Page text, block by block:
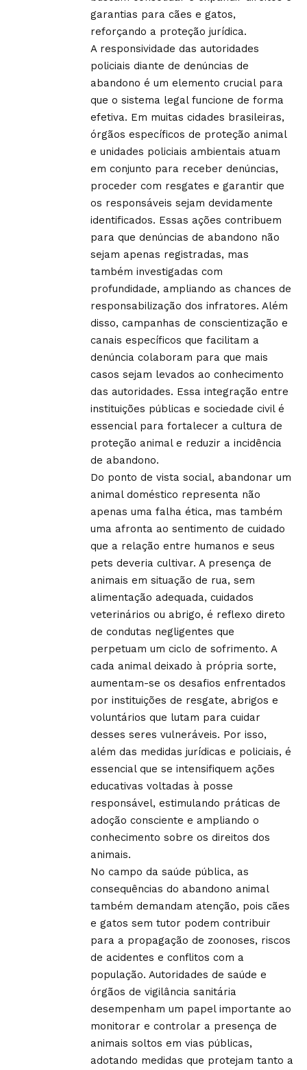
garantias para cães e gatos,
reforçando a proteção jurídica.
A responsividade das autoridades
policiais diante de denúncias de
abandono é um elemento crucial para
que o sistema legal funcione de forma
efetiva. Em muitas cidades brasileiras,
órgãos específicos de proteção animal
e unidades policiais ambientais atuam
em conjunto para receber denúncias,
proceder com resgates e garantir que
os responsáveis sejam devidamente
identificados. Essas ações contribuem
para que denúncias de abandono não
sejam apenas registradas, mas
também investigadas com
profundidade, ampliando as chances de
responsabilização dos infratores. Além
disso, campanhas de conscientização e
canais específicos que facilitam a
denúncia colaboram para que mais
casos sejam levados ao conhecimento
das autoridades. Essa integração entre
instituições públicas e sociedade civil é
essencial para fortalecer a cultura de
proteção animal e reduzir a incidência
de abandono.
Do ponto de vista social, abandonar um
animal doméstico representa não
apenas uma falha ética, mas também
uma afronta ao sentimento de cuidado
que a relação entre humanos e seus
pets deveria cultivar. A presença de
animais em situação de rua, sem
alimentação adequada, cuidados
veterinários ou abrigo, é reflexo direto
de condutas negligentes que
perpetuam um ciclo de sofrimento. A
cada animal deixado à própria sorte,
aumentam-se os desafios enfrentados
por instituições de resgate, abrigos e
voluntários que lutam para cuidar
desses seres vulneráveis. Por isso,
além das medidas jurídicas e policiais, é
essencial que se intensifiquem ações
educativas voltadas à posse
responsável, estimulando práticas de
adoção consciente e ampliando o
conhecimento sobre os direitos dos
animais.
No campo da saúde pública, as
consequências do abandono animal
também demandam atenção, pois cães
e gatos sem tutor podem contribuir
para a propagação de zoonoses, riscos
de acidentes e conflitos com a
população. Autoridades de saúde e
órgãos de vigilância sanitária
desempenham um papel importante ao
monitorar e controlar a presença de
animais soltos em vias públicas,
adotando medidas que protejam tanto a